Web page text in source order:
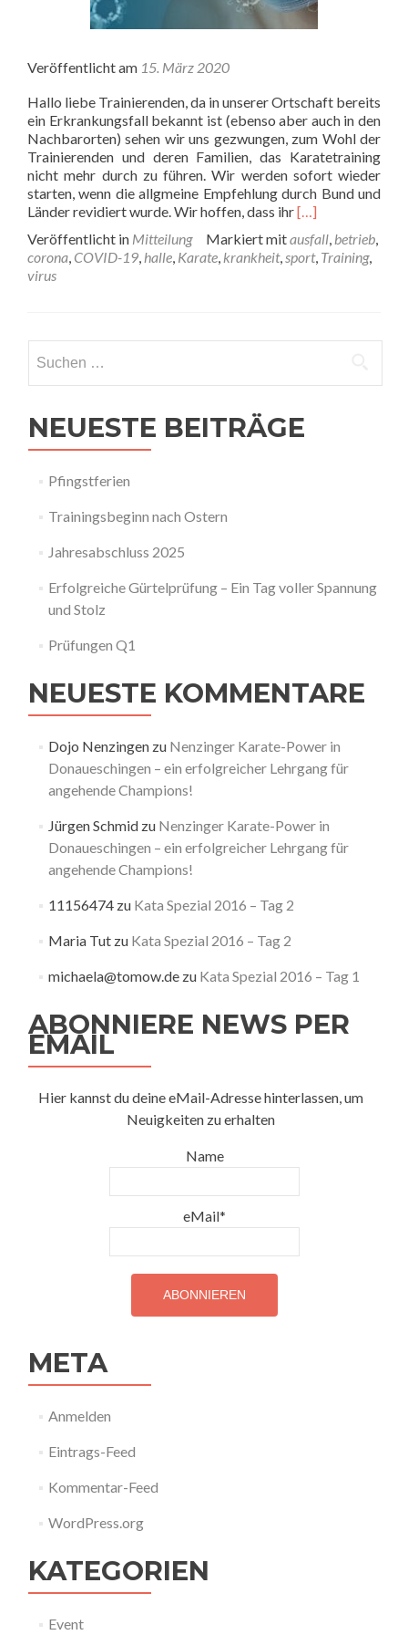
Veröffentlicht am 15. März 2020
Hallo liebe Trainierenden, da in unserer Ortschaft bereits
ein Erkrankungsfall bekannt ist (ebenso aber auch in den
Nachbarorten) sehen wir uns gezwungen, zum Wohl der
Trainierenden und deren Familien, das Karatetraining
nicht mehr durch zu führen. Wir werden sofort wieder
starten, wenn die allgmeine Empfehlung durch Bund und
Länder revidiert wurde. Wir hoffen, dass ihrRead
about
Trainingsbetrieb
eingestellt
[…]
Veröffentlicht in Mitteilung Markiert mitausfall, betrieb,
corona, COVID-19, halle, Karate, krankheit,sport, Training,
virus
nach:
NEUESTE BEITRÄGE
Pfingstferien
Trainingsbeginn nach Ostern
Jahresabschluss 2025
Erfolgreiche Gürtelprüfung – Ein Tag voller Spannung
und Stolz
Prüfungen Q1
NEUESTE KOMMENTARE
Dojo Nenzingenzu Nenzinger Karate-Power in
Donaueschingen – ein erfolgreicher Lehrgang für
angehende Champions!
Jürgen Schmidzu Nenzinger Karate-Power in
Donaueschingen – ein erfolgreicher Lehrgang für
angehende Champions!
11156474zu Kata Spezial 2016 – Tag 2
Maria Tutzu Kata Spezial 2016 – Tag 2
michaela@tomow.dezu Kata Spezial 2016 – Tag 1
ABONNIERE NEWS PER
EMAIL
Hier kannst du deine eMail-Adresse hinterlassen, um
Neuigkeiten zu erhalten
Name
eMail*
META
Anmelden
Eintrags-Feed
Kommentar-Feed
WordPress.org
KATEGORIEN
Event